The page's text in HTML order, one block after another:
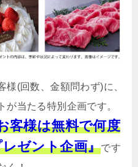
(回数、金額問わず)に、
当たる特別企画です。
客様は無料で何度
ゼント企画』です